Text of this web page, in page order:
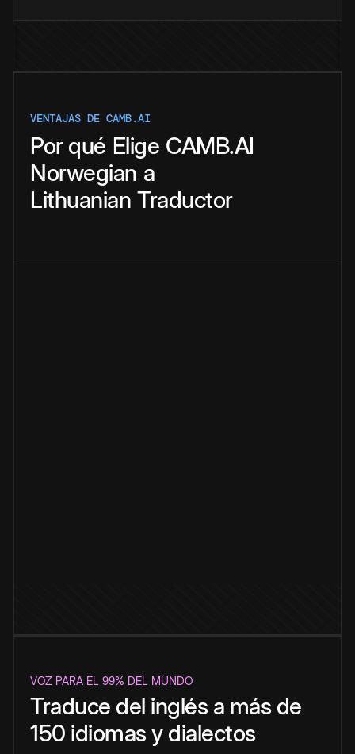
VENTAJAS DE CAMB.AI
Por qué Elige CAMB.AI
Norwegian a
Lithuanian Traductor
VOZ PARA EL 99% DEL MUNDO
Traduce del inglés a más de
150 idiomas y dialectos